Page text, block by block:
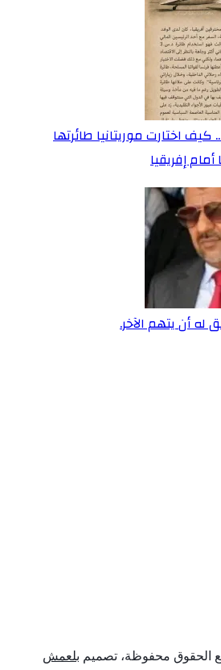
اختارت موريتانيا طائرتها
إفريقيا
أن يتهم الآخر.
بلعمش